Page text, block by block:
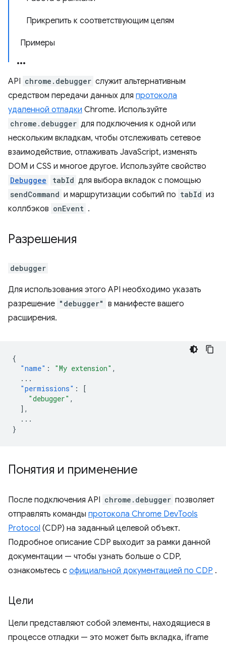
Прикрепить к соответствующим целям
Примеры
API chrome.debugger служит альтернативным
средством передачи данных для протокола
удаленной отладки Chrome. Используйте
chrome.debugger для подключения к одной или
нескольким вкладкам, чтобы отслеживать сетевое
взаимодействие, отлаживать JavaScript, изменять
DOM и CSS и многое другое. Используйте свойство
Debuggee tabId для выбора вкладок с помощью
sendCommand и маршрутизации событий по tabId из
коллбэков onEvent .
Разрешения
debugger
Для использования этого API необходимо указать
разрешение "debugger" в манифесте вашего
расширения.
{
"name" : "My extension" ,
...
"permissions" :
[
"debugger" ,
],
...
}
Понятия и применение
После подключения API chrome.debugger позволяет
отправлять команды протокола Chrome DevTools
Protocol (CDP) на заданный целевой объект.
Подробное описание CDP выходит за рамки данной
документации — чтобы узнать больше о CDP,
ознакомьтесь с официальной документацией по CDP .
Цели
Цели представляют собой элементы, находящиеся в
процессе отладки — это может быть вкладка, iframe